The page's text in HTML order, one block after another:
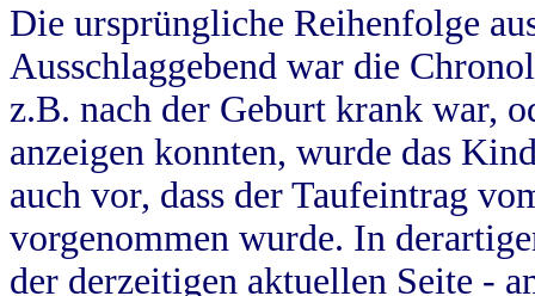
Die ursprüngliche Reihenfolge
Ausschlaggebend war die
z.B. nach der Geburt krank war,
anzeigen konnten, wurde das
auch vor, dass der Taufeintrag
vorgenommen wurde. In
der derzeitigen aktuellen Seite -